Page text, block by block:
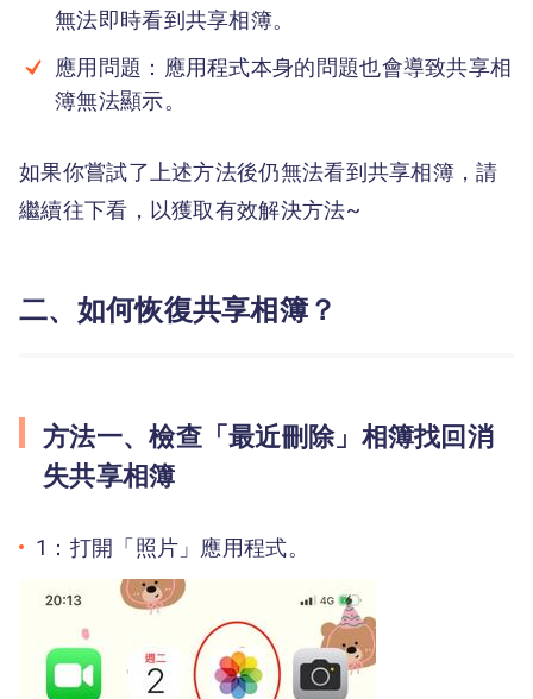
無法即時看到共享相簿。
應用問題：應用程式本身的問題也會導致共享相
簿無法顯示。
如果你嘗試了上述方法後仍無法看到共享相簿，請
繼續往下看，以獲取有效解決方法~
二、如何恢復共享相簿？
方法一、檢查「最近刪除」相簿找回消
失共享相簿
1：打開「照片」應用程式。